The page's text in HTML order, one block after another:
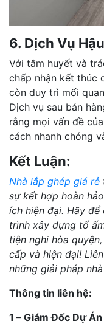
6. Dịch Vụ
Với tâm huyết và
chấp nhận kết thúc
còn duy trì mối
Dịch vụ sau bán
rằng mọi vấn đề
cách nhanh chóng
Kết Luận:
Nhà lắp ghép giá rẻ
sự kết hợp hoàn
ích hiện đại. Hãy
trình xây dựng tổ
tiện nghi hòa
cấp và hiện đại!
những giải pháp
Thông tin liên hệ:
1 – Giám Đốc Dự